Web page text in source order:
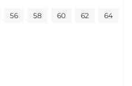
56 58 60 62 64